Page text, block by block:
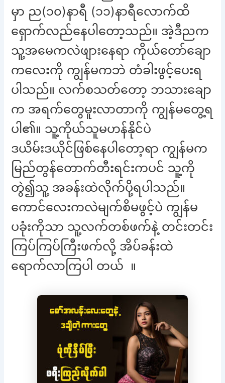
မှာ ည(၁၀)နာရီ (၁၁)နာရီလောက်ထိ
ရှောက်လည်နေပါတော့သည်။ အဲ့ဒီညက
သူ့အမေကလဲဖျားနေရာ ကိုယ်တော်ချော
ကလေးကို ကျွန်မကဘဲ တံခါးဖွင့်ပေးရ
ပါသည်။ လက်စသတ်တော့ ဘသားချော
က အရက်တွေမူးလာတာကို ကျွန်မတွေ့ရ
ပါ၏။ သူ့ကိုယ်သူမဟန်နိုင်ပဲ
ဒယိမ်းဒယိုင်ဖြစ်နေပါတော့ရာ ကျွန်မက
မြည်တွန်တောက်တီးရင်းကပင် သူ့ကို
တွဲ၍သူ့ အခန်းထဲလိုက်ပို့ရပါသည်။
ကောင်လေးကလဲမျက်စိမဖွင့်ပဲ ကျွန်မ
ပခုံးကိုသာ သူ့လက်တစ်ဖက်နဲ့ တင်းတင်း
ကြပ်ကြပ်ကြီးဖက်လို့ အိပ်ခန်းထဲ
ရောက်လာကြပါ တယ် ။